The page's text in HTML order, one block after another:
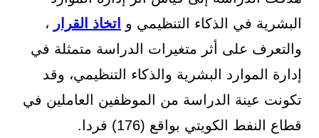
البشرية في الذكاء التنظيمي و اتخاذ القرار ،
والتعرف على أثر متغيرات الدراسة متمثلة في
إدارة الموارد البشرية والذكاء التنظيمي، وقد
تكونت عينة الدراسة من الموظفين العاملين في
قطاع النفط الكويتي بواقع (176) فردا.